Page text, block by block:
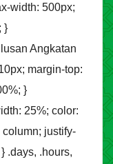
width: 500px;
}
Angkatan
margin-top:
}
25%; color:
justify-
.days, .hours,